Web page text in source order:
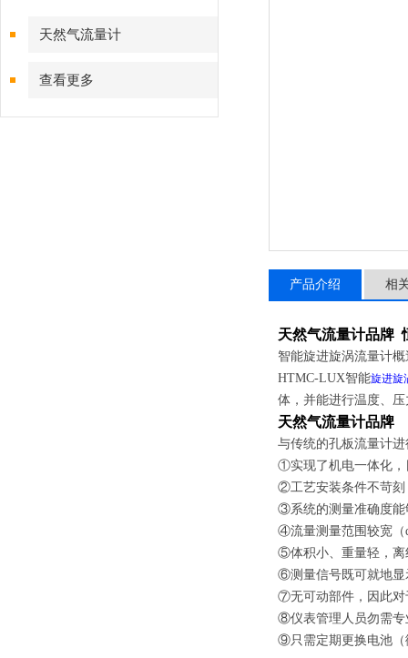
天然气流量计
查看更多
产品介绍 相
天然气流量计品牌
智能旋进旋涡流量计概
HTMC-LUX智能旋进旋
体，并能进行温度、
天然气流量计品牌
与传统的孔板流量计
①实现了机电一体化，
②工艺安装条件不苛刻
③系统的测量准确度能
④流量测量范围较宽（
⑤体积小、重量轻，离
⑥测量信号既可就地显
⑦无可动部件，因此对
⑧仪表管理人员勿需专
⑨只需定期更换电池（